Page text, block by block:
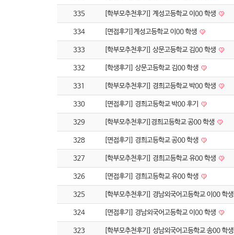
335 [학부모추천후기] 계성고등학교 이00 학생
334 [면접후기]계성고등학교 이00 학생
333 [학부모추천후기] 상문고등학교 김00 학생
332 [학생후기] 상문고등학교 김00 학생
331 [학부모추천후기] 경희고등학교 박00 학생
330 [면접후기] 경희고등학교 박00 후기
329 [학부모추천후기]경희고등학교 공00 학생
328 [면접후기] 경희고등학교 공00 학생
327 [학부모추천후기] 경희고등학교 유00 학생
326 [면접후기] 경희고등학교 유00 학생
325 [학부모추천후기] 경남외국어고등학교 이00 학생
324 [면접후기] 경남외국어고등학교 이00 학생
323 [학부모추천후기] 성남외국어고등학교 송00 학생